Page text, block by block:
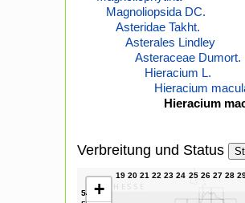
Magnoliopsida DC.
Asteridae Takht.
Asterales Lindley
Asteraceae Dumort.
Hieracium L.
Hieracium
Hieracium
Verbreitung und Status
+